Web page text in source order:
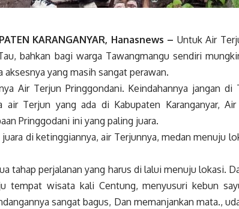
KARANGANYAR, Hanasnews – Untuk Air
bahkan bagi warga Tawangmangu sendiri
aksesnya yang masih sangat perawan.
Air Terjun Pringgondani. Keindahannya jangan
air Terjun yang ada di Kabupaten Karanganyar,
Pringgodani ini yang paling juara.
juara di ketinggiannya, air Terjunnya, medan menuju
tahap perjalanan yang harus di lalui menuju lokasi.
tempat wisata kali Centung, menyusuri kebun
sangat bagus, Dan memanjankan mata.,